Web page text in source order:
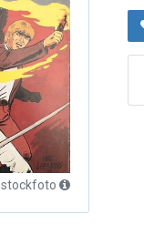
stockfoto